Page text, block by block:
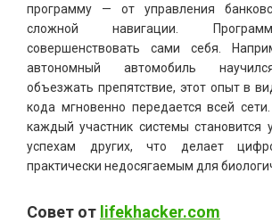
программу — от управления
сложной навигации.
совершенствовать сами себя.
автономный автомобиль
объезжать препятствие, этот опыт в
кода мгновенно передается всей
каждый участник системы становится
успехам других, что делает
практически недосягаемым для
Совет от lifekhacker.com